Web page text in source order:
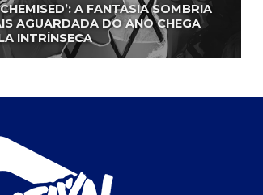
A FANTASIA SOMBRIA
AGUARDADA DO ANO CHEGA
INTRÍNSECA